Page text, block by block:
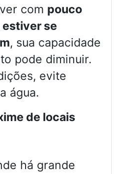
com pouco
estiver se
, sua capacidade
pode diminuir.
evite
água.
de locais
há grande